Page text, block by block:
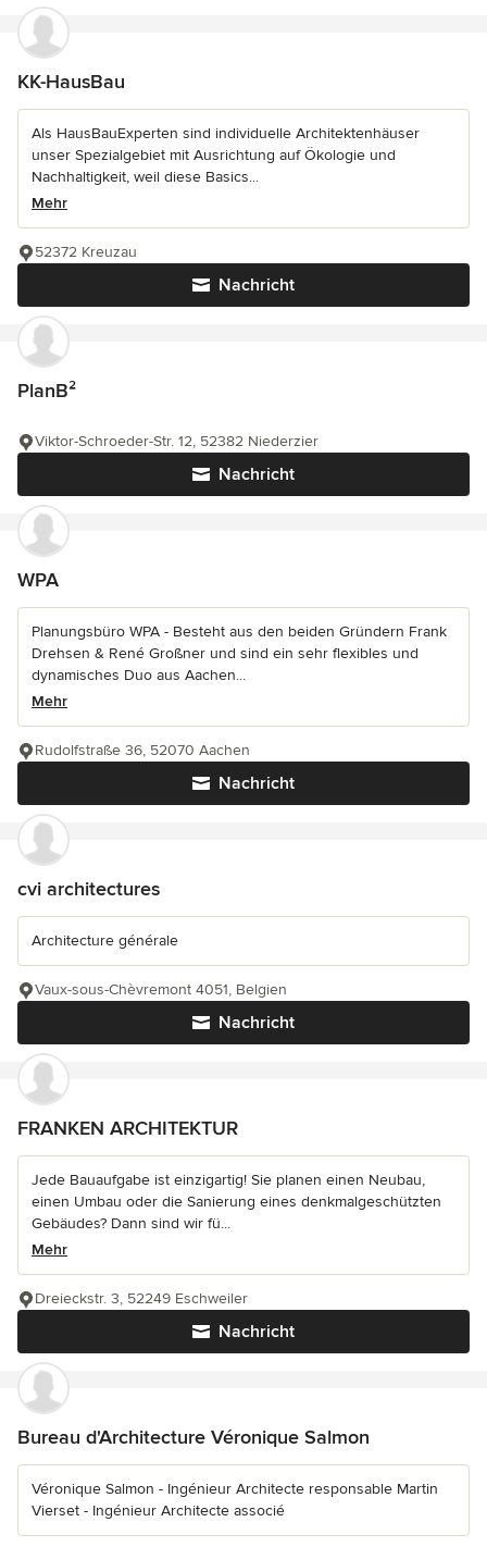
KK-HausBau
Als HausBauExperten sind individuelle Architektenhäuser
unser Spezialgebiet mit Ausrichtung auf Ökologie und
Nachhaltigkeit, weil diese Basics...
Mehr
Nachricht
52372 Kreuzau
PlanB²
Nachricht
Viktor-Schroeder-Str. 12, 52382 Niederzier
WPA
Planungsbüro WPA - Besteht aus den beiden Gründern Frank
Drehsen & René Großner und sind ein sehr flexibles und
dynamisches Duo aus Aachen...
Mehr
Nachricht
Rudolfstraße 36, 52070 Aachen
cvi architectures
Architecture générale
Nachricht
Vaux-sous-Chèvremont 4051, Belgien
FRANKEN ARCHITEKTUR
Jede Bauaufgabe ist einzigartig! Sie planen einen Neubau,
einen Umbau oder die Sanierung eines denkmalgeschützten
Gebäudes? Dann sind wir fü...
Mehr
Nachricht
Dreieckstr. 3, 52249 Eschweiler
Bureau d'Architecture Véronique Salmon
Véronique Salmon - Ingénieur Architecte responsable Martin
Vierset - Ingénieur Architecte associé